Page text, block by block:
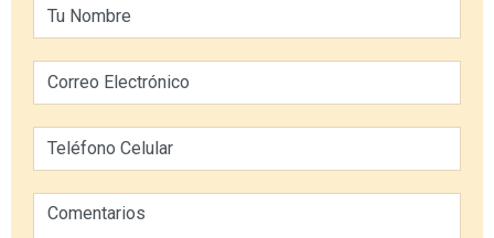
Teléfono Celular
Comentarios